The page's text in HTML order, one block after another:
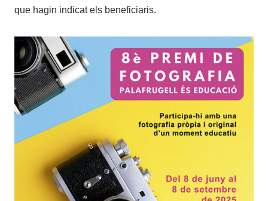
que hagin indicat els beneficiaris.